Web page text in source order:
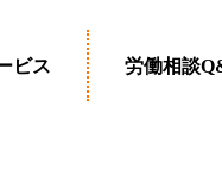
ビス
保険の手続き
保険の手続き
規則作成
保険特別加入
労働相談